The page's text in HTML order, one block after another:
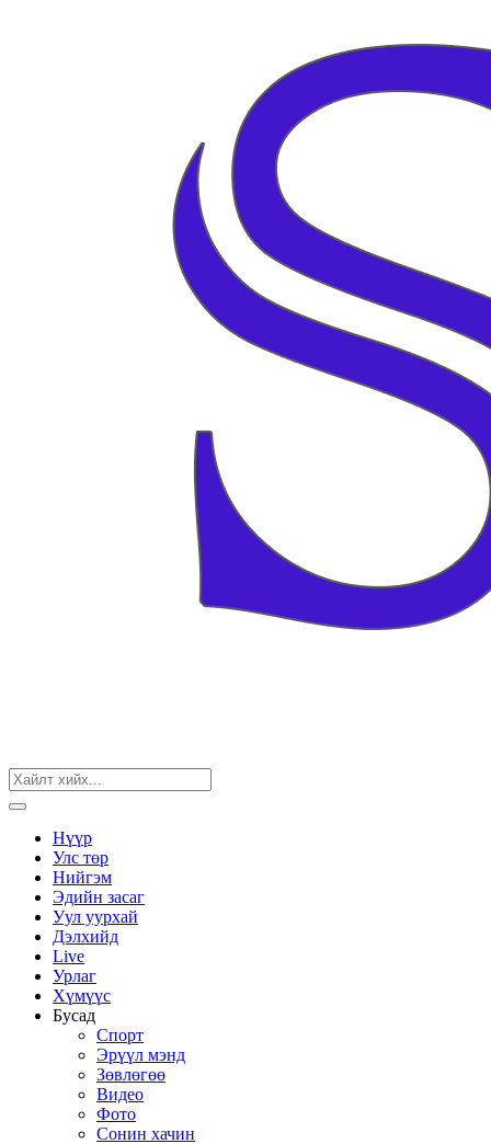
Нүүр
Улс төр
Нийгэм
Эдийн засаг
Уул уурхай
Дэлхийд
Live
Урлаг
Хүмүүс
Бусад
Спорт
Эрүүл мэнд
Зөвлөгөө
Видео
Фото
Сонин хачин